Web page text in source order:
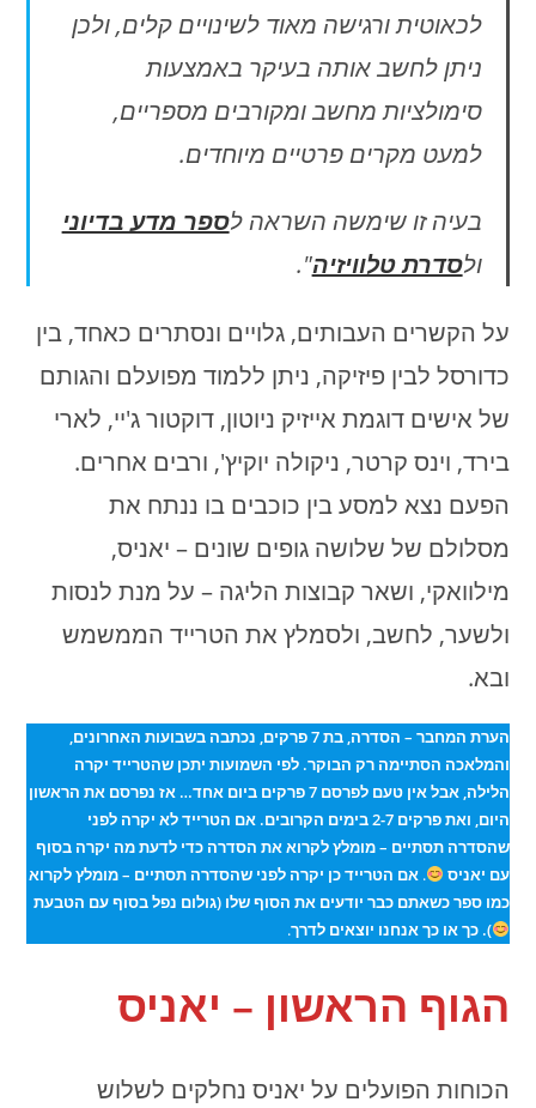
לכאוטית ורגישה מאוד לשינויים קלים, ולכן
ניתן לחשב אותה בעיקר באמצעות
סימולציות מחשב ומקורבים מספריים,
למעט מקרים פרטיים מיוחדים.
בעיה זו שימשה השראה לספר מדע בדיוני
ולסדרת טלוויזיה".
על הקשרים העבותים, גלויים ונסתרים כאחד, בין
כדורסל לבין פיזיקה, ניתן ללמוד מפועלם והגותם
של אישים דוגמת אייזיק ניוטון, דוקטור ג'יי, לארי
בירד, וינס קרטר, ניקולה יוקיץ', ורבים אחרים.
הפעם נצא למסע בין כוכבים בו ננתח את
מסלולם של שלושה גופים שונים – יאניס,
מילוואקי, ושאר קבוצות הליגה – על מנת לנסות
ולשער, לחשב, ולסמלץ את הטרייד הממשמש
ובא.
הערת המחבר – הסדרה, בת 7 פרקים, נכתבה בשבועות האחרונים,
והמלאכה הסתיימה רק הבוקר. לפי השמועות יתכן שהטרייד יקרה
הלילה, אבל אין טעם לפרסם 7 פרקים ביום אחד… אז נפרסם את הראשון
היום, ואת פרקים 2-7 בימים הקרובים. אם הטרייד לא יקרה לפני
שהסדרה תסתיים – מומלץ לקרוא את הסדרה כדי לדעת מה יקרה בסוף
עם יאניס
. אם הטרייד כן יקרה לפני שהסדרה תסתיים – מומלץ לקרוא
כמו ספר כשאתם כבר יודעים את הסוף שלו (גולום נפל בסוף עם הטבעת
). כך או כך אנחנו יוצאים לדרך.
הגוף הראשון – יאניס
הכוחות הפועלים על יאניס נחלקים לשלוש